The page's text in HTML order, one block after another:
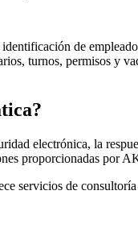
de
turnos, permisos y
electrónica, la
proporcionadas por
servicios de